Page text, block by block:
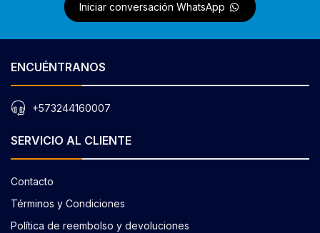
Iniciar conversación WhatsApp
ENCUÉNTRANOS
+573244160007
SERVICIO AL CLIENTE
Contacto
Términos y Condiciones
Política de reembolso y devoluciones